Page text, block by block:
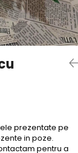
prezentate pe
in poze.
pentru a